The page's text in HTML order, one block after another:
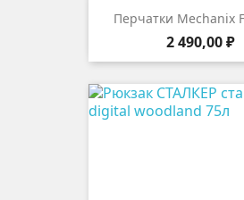
Перчатки Mechanix
Цена
2 490,00 ₽